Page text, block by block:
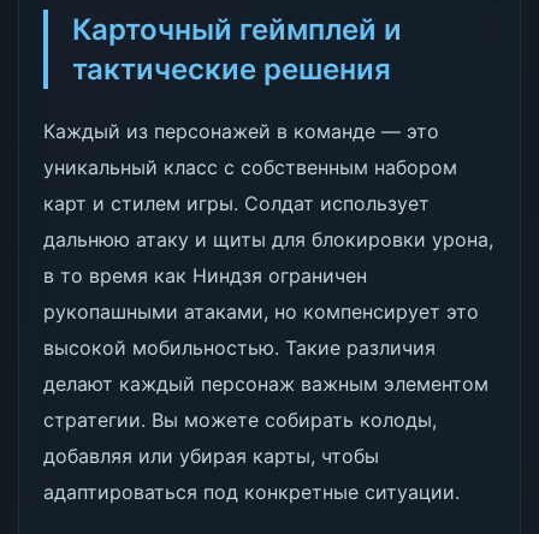
Карточный геймплей и
тактические решения
Каждый из персонажей в команде — это
уникальный класс с собственным набором
карт и стилем игры. Солдат использует
дальнюю атаку и щиты для блокировки урона,
в то время как Ниндзя ограничен
рукопашными атаками, но компенсирует это
высокой мобильностью. Такие различия
делают каждый персонаж важным элементом
стратегии. Вы можете собирать колоды,
добавляя или убирая карты, чтобы
адаптироваться под конкретные ситуации.